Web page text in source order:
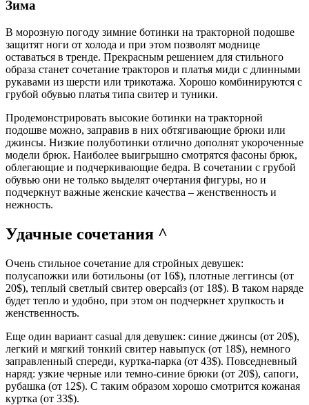
Зима
В морозную погоду зимние ботинки на тракторной подошве
защитят ноги от холода и при этом позволят моднице
оставаться в тренде. Прекрасным решением для стильного
образа станет сочетание тракторов и платья миди с длинными
рукавами из шерсти или трикотажа. Хорошо комбинируются с
грубой обувью платья типа свитер и туники.
Продемонстрировать высокие ботинки на тракторной
подошве можно, заправив в них обтягивающие брюки или
джинсы. Низкие полуботинки отлично дополнят укороченные
модели брюк. Наиболее выигрышно смотрятся фасоны брюк,
облегающие и подчеркивающие бедра. В сочетании с грубой
обувью они не только выделят очертания фигуры, но и
подчеркнут важные женские качества – женственность и
нежность.
Удачные сочетания ^
Очень стильное сочетание для стройных девушек:
полусапожки или ботильоны (от 16$), плотные леггинсы (от
20$), теплый светлый свитер оверсайз (от 18$). В таком наряде
будет тепло и удобно, при этом он подчеркнет хрупкость и
женственность.
Еще один вариант casual для девушек: синие джинсы (от 20$),
легкий и мягкий тонкий свитер навыпуск (от 18$), немного
заправленный спереди, куртка-парка (от 43$). Повседневный
наряд: узкие черные или темно-синие брюки (от 20$), сапоги,
рубашка (от 12$). С таким образом хорошо смотрится кожаная
куртка (от 33$).